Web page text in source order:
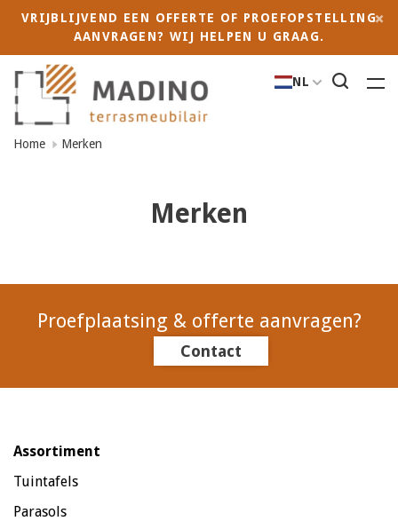
VRIJBLIJVEND EEN OFFERTE OF PROEFOPSTELLING
AANVRAGEN? WIJ HELPEN U GRAAG.
NL
Home Merken
Merken
Proefplaatsing & offerte aanvragen?
Contact
Assortiment
Tuintafels
Parasols